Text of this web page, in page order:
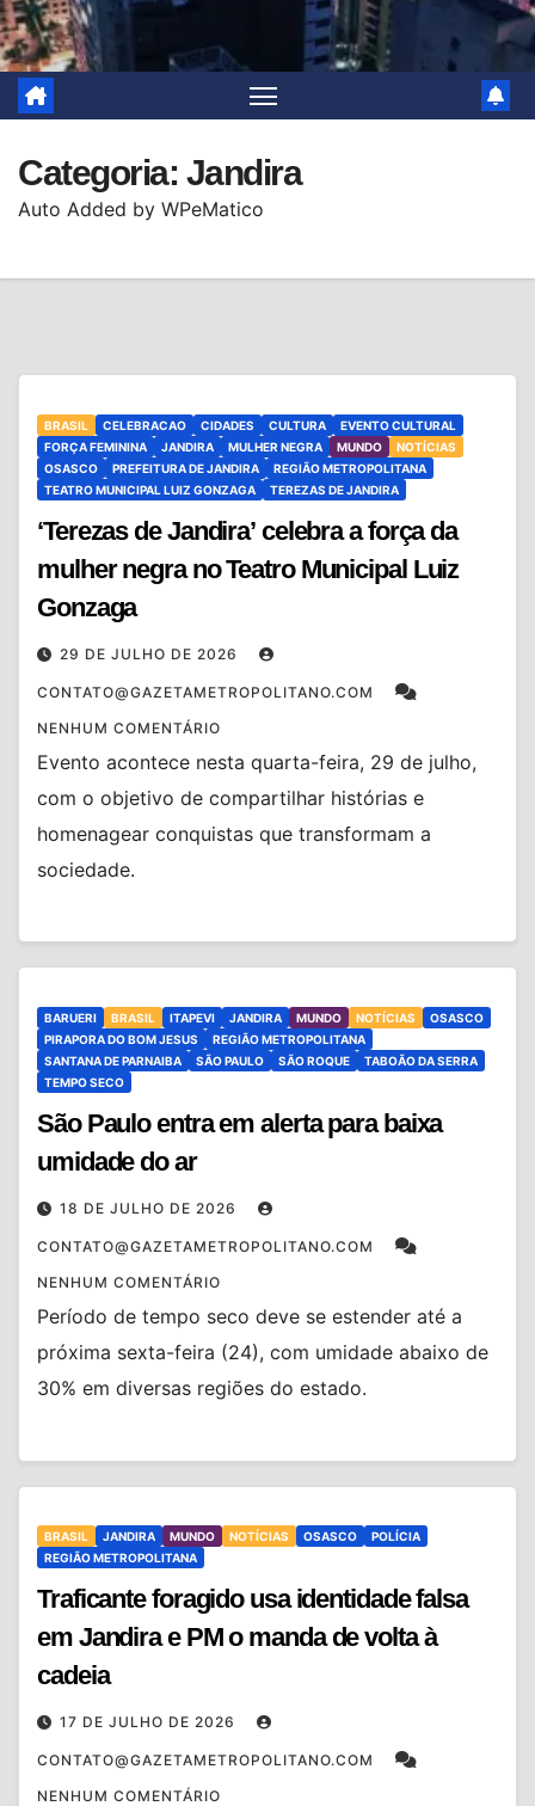
Categoria: Jandira
Auto Added by WPeMatico
BRASIL CELEBRACAO CIDADES CULTURA
EVENTO CULTURAL
FORÇA FEMININA
JANDIRA MULHER NEGRA MUNDO
NOTÍCIAS
OSASCO
PREFEITURA DE JANDIRA
REGIÃO METROPOLITANA
TEATRO MUNICIPAL LUIZ GONZAGA
TEREZAS DE JANDIRA
‘Terezas de Jandira’ celebra a força da
mulher negra no Teatro Municipal Luiz
Gonzaga
29 DE JULHO DE 2026
CONTATO@GAZETAMETROPOLITANO.COM
NENHUM COMENTÁRIO
Evento acontece nesta quarta-feira, 29 de julho,
com o objetivo de compartilhar histórias e
homenagear conquistas que transformam a
sociedade.
BARUERI BRASIL ITAPEVI JANDIRA MUNDO NOTÍCIAS
OSASCO
PIRAPORA DO BOM JESUS
REGIÃO METROPOLITANA
SANTANA DE PARNAIBA
SÃO PAULO SÃO ROQUE
TABOÃO DA SERRA
TEMPO SECO
São Paulo entra em alerta para baixa
umidade do ar
18 DE JULHO DE 2026
CONTATO@GAZETAMETROPOLITANO.COM
NENHUM COMENTÁRIO
Período de tempo seco deve se estender até a
próxima sexta-feira (24), com umidade abaixo de
30% em diversas regiões do estado.
BRASIL JANDIRA MUNDO NOTÍCIAS OSASCO
POLÍCIA
REGIÃO METROPOLITANA
Traficante foragido usa identidade falsa
em Jandira e PM o manda de volta à
cadeia
17 DE JULHO DE 2026
CONTATO@GAZETAMETROPOLITANO.COM
NENHUM COMENTÁRIO